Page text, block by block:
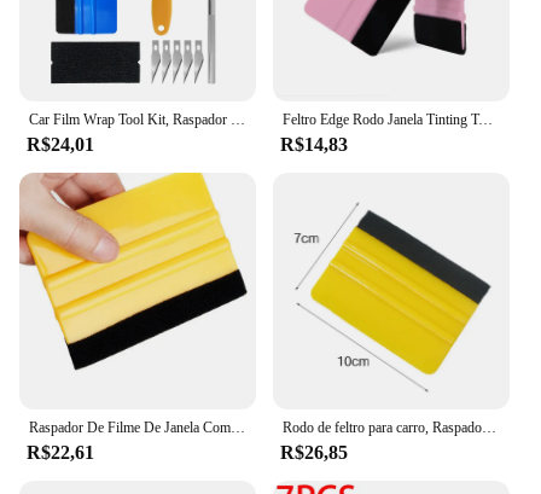
R$24,01
Feltro Edge Rodo Janela Tinting Tool, Raspador do envoltório do vinil do carro, Espátula de plástico, Filme livre do risco, DIY Wallpaper Smoothing
R$14,83
R$22,61
Rodo de feltro para carro, Raspador de vinil, Styling Tool, Espátula de embrulho, Scratch Free, Adesivos de parede mais suaves, 4 in, 1PC
R$26,85